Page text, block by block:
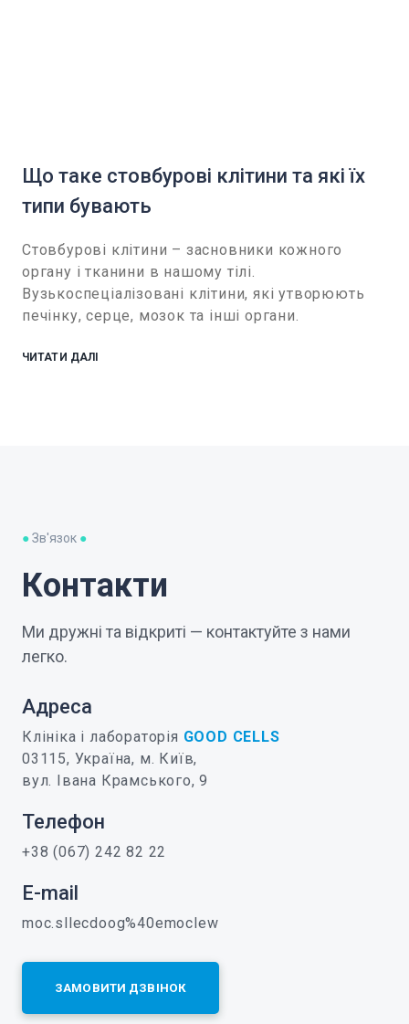
Що таке стовбурові клітини та які їх
типи бувають
Стовбурові клітини – засновники кожного
органу і тканини в нашому тілі.
Вузькоспеціалізовані клітини, які утворюють
печінку, серце, мозок та інші органи.
ЧИТАТИ ДАЛІ
●Зв'язок ●
Контакти
Ми дружні та відкриті — контактуйте з нами
легко.
Адреса
Клініка і лабораторія GOOD CELLS
03115, Україна, м. Київ,
вул. Івана Крамського, 9
Телефон
+38 (067) 242 82 22
E-mail
moc.sllecdoog%40emoclew
ЗАМОВИТИ ДЗВІНОК